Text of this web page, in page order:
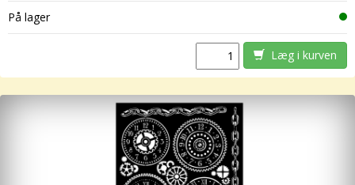
På lager
Læg i kurven